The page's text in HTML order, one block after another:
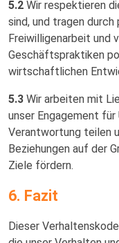
5.2 Wir respektieren
sind, und tragen
Freiwilligenarbeit und
Geschäftspraktiken
wirtschaftlichen
5.3 Wir arbeiten mit
unser Engagement
Verantwortung teilen
Beziehungen auf der
Ziele fördern.
6. Fazit
Dieser